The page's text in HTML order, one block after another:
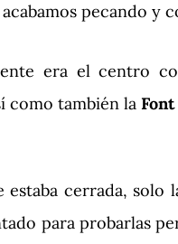
pecando
era el centro
como también la
estaba cerrada, solo
para probarlas